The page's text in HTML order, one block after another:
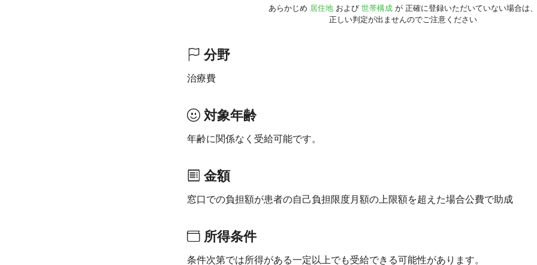
あらかじめ 居住地および 世帯構成が 正確に登録いただいていない場合は、
正しい判定が出ませんのでご注意ください
分野
治療費
対象年齢
年齢に関係なく受給可能です。
金額
窓口での負担額が患者の自己負担限度月額の上限額を超えた場合公費で助成
所得条件
条件次第では所得がある一定以上でも受給できる可能性があります。